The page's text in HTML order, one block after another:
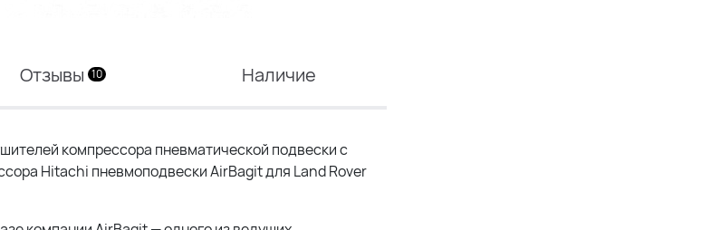
Отзывы 10 Наличие
компрессора пневматической подвески с
Hitachi пневмоподвески AirBagit для Land Rover